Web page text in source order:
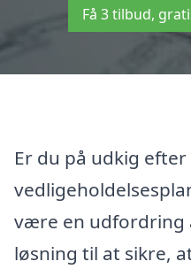
Få 3 tilbud,
Er du på udkig
være en udfordring
løsning til at sikre,